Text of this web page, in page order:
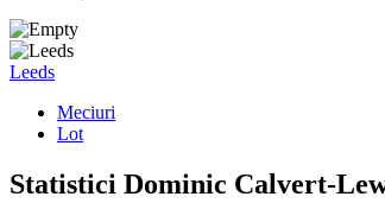
Leeds
Meciuri
Lot
Statistici Dominic Calvert-